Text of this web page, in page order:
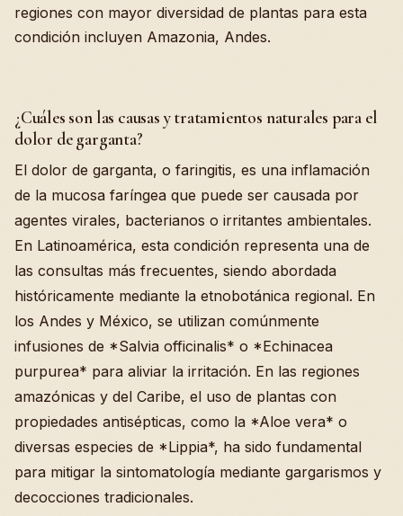
regiones con mayor diversidad de plantas para esta
condición incluyen Amazonia, Andes.
¿Cuáles son las causas y tratamientos naturales para el
dolor de garganta?
El dolor de garganta, o faringitis, es una inflamación
de la mucosa faríngea que puede ser causada por
agentes virales, bacterianos o irritantes ambientales.
En Latinoamérica, esta condición representa una de
las consultas más frecuentes, siendo abordada
históricamente mediante la etnobotánica regional. En
los Andes y México, se utilizan comúnmente
infusiones de *Salvia officinalis* o *Echinacea
purpurea* para aliviar la irritación. En las regiones
amazónicas y del Caribe, el uso de plantas con
propiedades antisépticas, como la *Aloe vera* o
diversas especies de *Lippia*, ha sido fundamental
para mitigar la sintomatología mediante gargarismos y
decocciones tradicionales.